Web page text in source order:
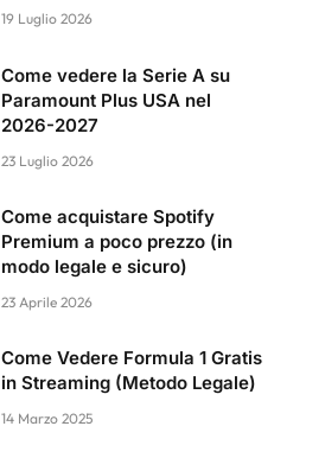
19 Luglio 2026
Come vedere la Serie A su
Paramount Plus USA nel
2026-2027
23 Luglio 2026
Come acquistare Spotify
Premium a poco prezzo (in
modo legale e sicuro)
23 Aprile 2026
Come Vedere Formula 1 Gratis
in Streaming (Metodo Legale)
14 Marzo 2025